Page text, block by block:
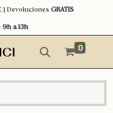
Devoluciones GRATIS
a 13h
0